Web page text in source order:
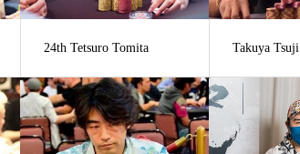
24th Tetsuro Tomita Takuya Tsuji